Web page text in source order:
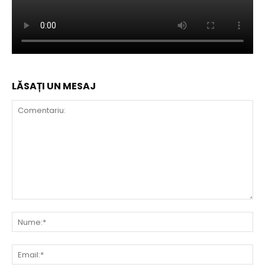
LĂSAȚI UN MESAJ